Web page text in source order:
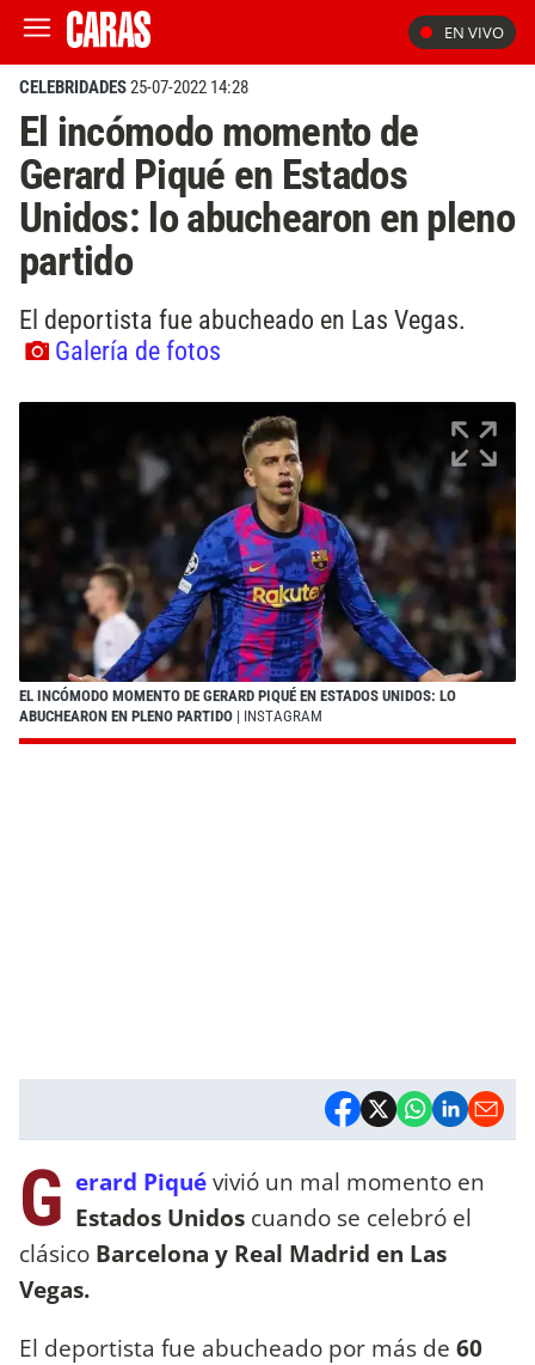
EN VIVO
CELEBRIDADES25-07-2022 14:28
El incómodo momento de
Gerard Piqué en Estados
Unidos: lo abuchearon en pleno
partido
El deportista fue abucheado en Las Vegas.
Galería de fotos
EL INCÓMODO MOMENTO DE GERARD PIQUÉ EN ESTADOS UNIDOS: LO
ABUCHEARON EN PLENO PARTIDO | INSTAGRAM
G erard Piquévivió un mal momento en
Estados Unidos cuando se celebró el
clásico Barcelona y Real Madrid en Las
Vegas.
El deportista fue abucheado por más de 60